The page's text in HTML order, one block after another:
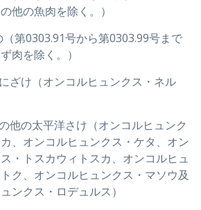
他の魚肉を除く。）
（第0303.91号から第0303.99号まで
肉を除く。）
ざけ（オンコルヒュンクス・ネル
他の太平洋さけ（オンコルヒュンク
、オンコルヒュンクス・ケタ、オン
・トスカウィトスカ、オンコルヒュ
ク、オンコルヒュンクス・マソウ及
ンクス・ロデュルス）